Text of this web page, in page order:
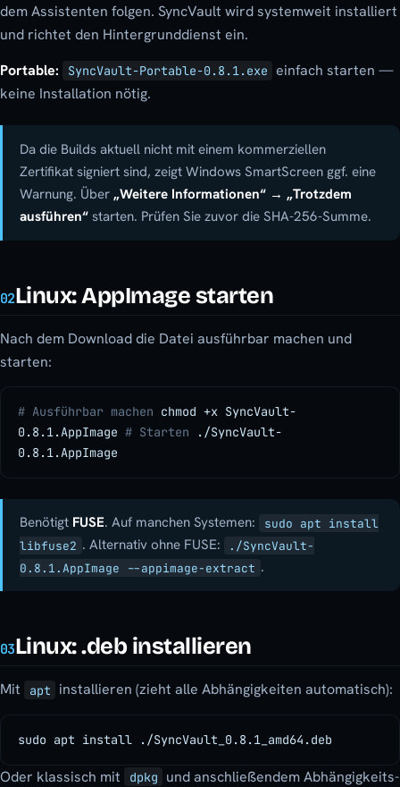
dem Assistenten folgen. SyncVault wird systemweit installiert
und richtet den Hintergrunddienst ein.
Portable:
SyncVault-Portable-0.8.1.exe einfach starten —
keine Installation nötig.
Da die Builds aktuell nicht mit einem kommerziellen
Zertifikat signiert sind, zeigt Windows SmartScreen ggf. eine
Warnung. Über„Weitere Informationen“ → „Trotzdem
ausführen“ starten. Prüfen Sie zuvor die SHA-256-Summe.
02Linux: AppImage starten
Nach dem Download die Datei ausführbar machen und
starten:
# Ausführbar machen chmod +x SyncVault-
0.8.1.AppImage# Starten ./SyncVault-
0.8.1.AppImage
Benötigt FUSE. Auf manchen Systemen:
sudo apt install
libfuse2 . Alternativ ohne FUSE:
./SyncVault-
0.8.1.AppImage --appimage-extract .
03Linux: .deb installieren
Mit apt installieren (zieht alle Abhängigkeiten automatisch):
sudo apt install ./SyncVault_0.8.1_amd64.deb
Oder klassisch mit dpkg
und anschließendem Abhängigkeits-